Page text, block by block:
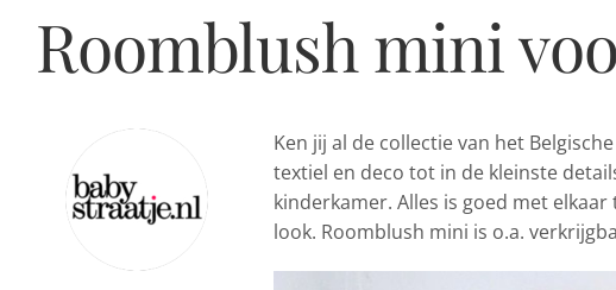
Roomblush mini
Ken jij al de collectie van het
textiel en deco tot in de kleinste
kinderkamer. Alles is goed met
look. Roomblush mini is o.a.